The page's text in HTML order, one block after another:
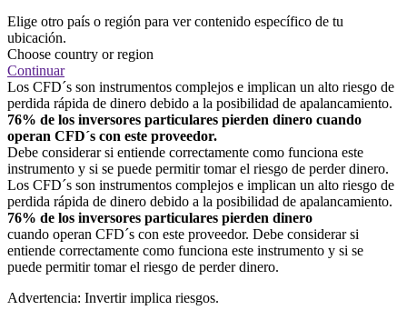
Elige otro país o región para ver contenido específico de tu
ubicación.
Choose country or region
Continuar
Los CFD´s son instrumentos complejos e implican un alto riesgo de
perdida rápida de dinero debido a la posibilidad de apalancamiento.
76% de los inversores particulares pierden dinero cuando
operan CFD´s con este proveedor.
Debe considerar si entiende correctamente como funciona este
instrumento y si se puede permitir tomar el riesgo de perder dinero.
Los CFD´s son instrumentos complejos e implican un alto riesgo de
perdida rápida de dinero debido a la posibilidad de apalancamiento.
76% de los inversores particulares pierden dinero
cuando operan CFD´s con este proveedor. Debe considerar si
entiende correctamente como funciona este instrumento y si se
puede permitir tomar el riesgo de perder dinero.
Advertencia: Invertir implica riesgos.